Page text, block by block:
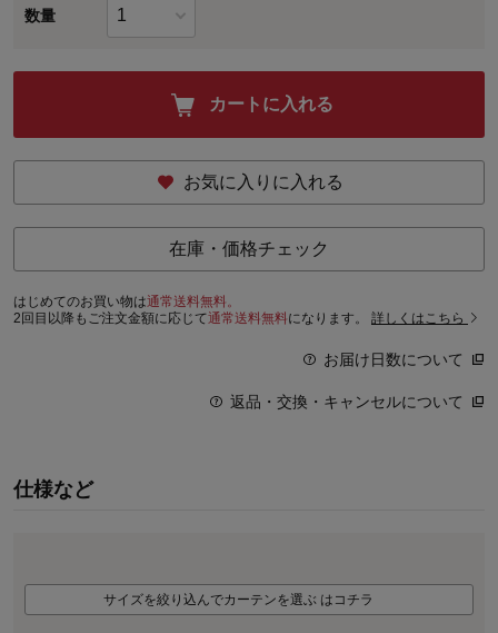
数量
カートに入れる
お気に入りに入れる
在庫・価格チェック
はじめてのお買い物は通常送料無料。
2回目以降もご注文金額に応じて通常送料無料になります。 詳しくはこちら
お届け日数について
返品・交換・キャンセルについて
仕様など
サイズを絞り込んでカーテンを選ぶ はコチラ